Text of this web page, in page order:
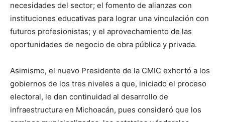
necesidades del sector; el fomento de alianzas con
instituciones educativas para lograr una vinculación con
futuros profesionistas; y el aprovechamiento de las
oportunidades de negocio de obra pública y privada.
Asimismo, el nuevo Presidente de la CMIC exhortó a los
gobiernos de los tres niveles a que, iniciado el proceso
electoral, le den continuidad al desarrollo de
infraestructura en Michoacán, pues consideró que los